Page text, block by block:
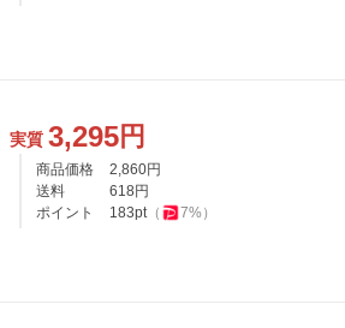
実質 3,295円
商品価格 2,860円
送料
618 円
ポイント
183pt（ 7%）